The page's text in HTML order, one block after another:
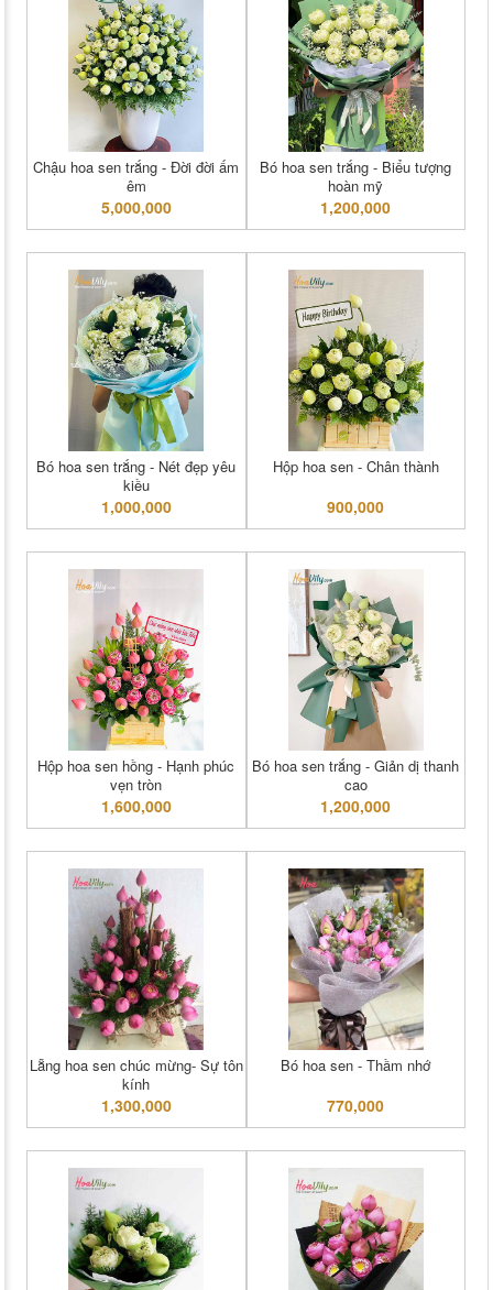
Chậu hoa sen trắng - Đời đời ấm
êm
5,000,000
Bó hoa sen trắng - Biểu tượng
hoàn mỹ
1,200,000
Bó hoa sen trắng - Nét đẹp yêu
kiều
1,000,000
Hộp hoa sen - Chân thành
900,000
Hộp hoa sen hồng - Hạnh phúc
vẹn tròn
1,600,000
Bó hoa sen trắng - Giản dị thanh
cao
1,200,000
Lẵng hoa sen chúc mừng- Sự tôn
kính
1,300,000
Bó hoa sen - Thầm nhớ
770,000